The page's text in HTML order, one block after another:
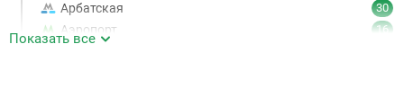
Арбатская 30
Аэропорт 16
Показать все